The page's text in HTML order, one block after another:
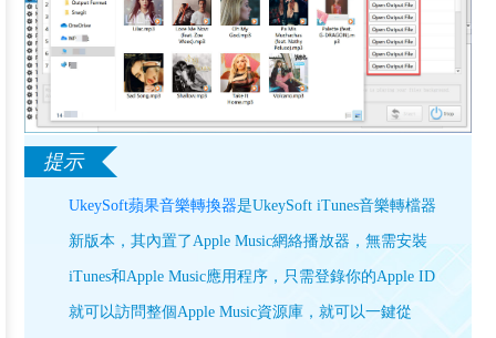
UkeySoft蘋果音樂轉換器是UkeySoft iTunes音樂轉檔器
新版本，其內置了Apple Music網絡播放器，無需安裝
iTunes和Apple Music應用程序，只需登錄你的Apple ID
就可以訪問整個Apple Music資源庫，就可以一鍵從